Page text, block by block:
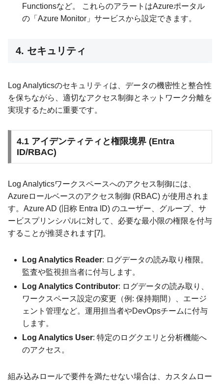
Functionsなど。 これらのアラートはAzureポータル
の「Azure Monitor」サービスから設定できます。
4. セキュリティ
Log Analyticsのセキュリティは、データの機密性と整合性
を保ちながら、適切なアクセス制御とネットワーク分離を
実現するために重要です。
4.1 アイデンティティと権限境界 (Entra
ID/RBAC)
Log Analyticsワークスペースへのアクセス制御には、
Azureロールベースのアクセス制御 (RBAC) が使用されま
す。Azure AD (旧称 Entra ID) のユーザー、グループ、サ
ービスプリンシパルに対して、必要な最小限の権限を付与
することが推奨されます[7]。
Log Analytics Reader: ログデータの読み取り権限。
監査や監視担当者に付与します。
Log Analytics Contributor: ログデータの読み取り、
ワークスペース設定の変更（例: 保持期間）、エージ
ェント管理など。運用担当者やDevOpsチームに付与
します。
Log Analytics User: 特定のログクエリと分析機能へ
のアクセス。
組み込みロールで要件を満たせない場合は、カスタムロー